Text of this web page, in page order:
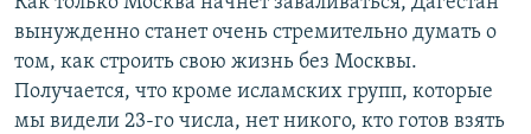
вынужденно станет очень стремительно думать о
том, как строить свою жизнь без Москвы.
Получается, что кроме исламских групп, которые
мы видели 23-го числа, нет никого, кто готов взять